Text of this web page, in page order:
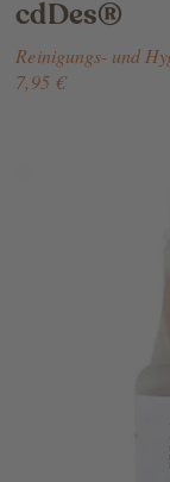
cdDes®
Reinigungs- und
7,95 €